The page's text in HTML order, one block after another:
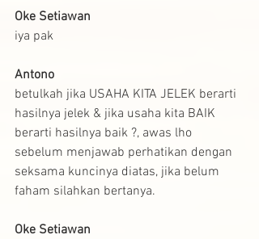
Oke Setiawan
iya pak
Antono
betulkah jika USAHA KITA JELEK berarti
hasilnya jelek & jika usaha kita BAIK
berarti hasilnya baik ?, awas lho
sebelum menjawab perhatikan dengan
seksama kuncinya diatas, jika belum
faham silahkan bertanya.
Oke Setiawan